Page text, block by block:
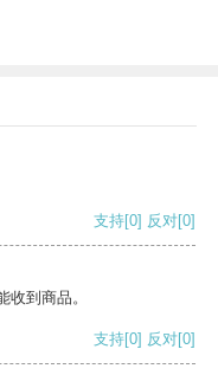
支持[0] 反对[0]
到商品。
支持[0] 反对[0]